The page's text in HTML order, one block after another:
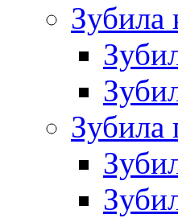
Зубила
Зубила